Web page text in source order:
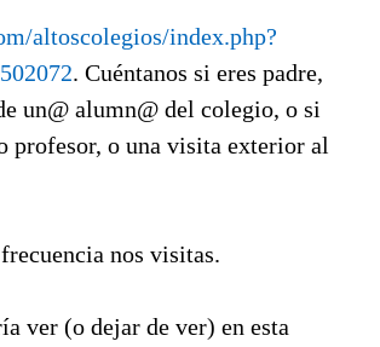
altoscolegios/index.php?
. Cuéntanos si eres padre,
un@ alumn@ del colegio, o si
profesor, o una visita exterior al
nos visitas.
ver (o dejar de ver) en esta